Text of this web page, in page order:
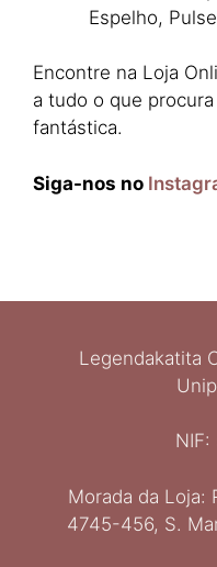
Espelho,
Encontre na Loja
a tudo o que
fantástica.
Siga-nos no
Legendakatita
Morada da Loja:
4745-456, S.
Italiano
Ελληνικά